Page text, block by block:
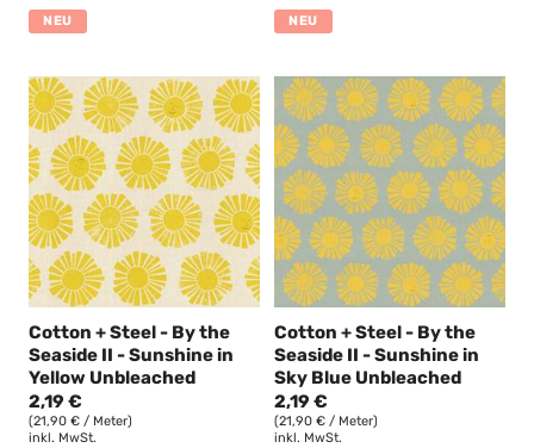
NEU
NEU
Cotton + Steel - By the
Seaside II - Sunshine in
Yellow Unbleached
2,19 €
(21,90 € / Meter)
inkl. MwSt.
Cotton + Steel - By the
Seaside II - Sunshine in
Sky Blue Unbleached
2,19 €
(21,90 € / Meter)
inkl. MwSt.